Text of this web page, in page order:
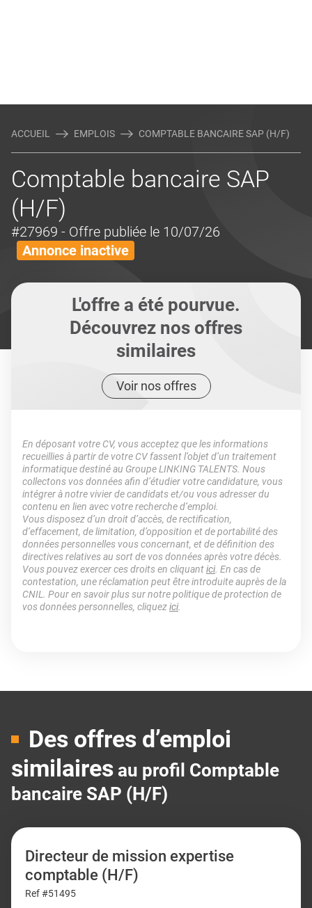
ACCUEIL EMPLOIS COMPTABLE BANCAIRE SAP (H/F)
Comptable bancaire SAP
(H/F)
#27969 - Offre publiée le 10/07/26
Annonce inactive
L'offre a été pourvue.
Découvrez nos offres
similaires
Voir nos offres
En déposant votre CV, vous acceptez que les informations
recueillies à partir de votre CV fassent l’objet d’un traitement
informatique destiné au Groupe LINKING TALENTS. Nous
collectons vos données afin d’étudier votre candidature, vous
intégrer à notre vivier de candidats et/ou vous adresser du
contenu en lien avec votre recherche d’emploi.
Vous disposez d’un droit d’accès, de rectification,
d’effacement, de limitation, d’opposition et de portabilité des
données personnelles vous concernant, et de définition des
directives relatives au sort de vos données après votre décès.
Vous pouvez exercer ces droits en cliquantici. En cas de
contestation, une réclamation peut être introduite auprès de la
CNIL. Pour en savoir plus sur notre politique de protection de
vos données personnelles, cliquezici.
Des offres d’emploi
similaires au profil Comptable
bancaire SAP (H/F)
Directeur de mission expertise
comptable (H/F)
Ref #51495